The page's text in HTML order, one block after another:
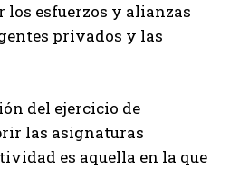
los esfuerzos y alianzas
privados y las
del ejercicio de
las asignaturas
es aquella en la que